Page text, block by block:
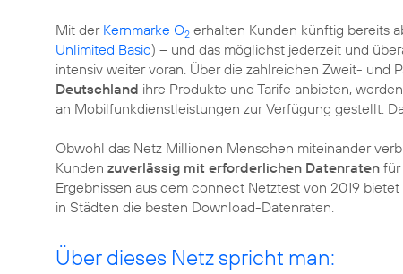
Mit der Kernmarke O2 erhalten Kunden künftig bereits
Unlimited Basic) – und das möglichst jederzeit und
intensiv weiter voran. Über die zahlreichen Zweit- und
Deutschland ihre Produkte und Tarife anbieten,
an Mobilfunkdienstleistungen zur Verfügung gestellt.
Obwohl das Netz Millionen Menschen miteinander
Kunden zuverlässig mit erforderlichen Datenraten für
Ergebnissen aus dem connect Netztest von 2019 bietet
in Städten die besten Download-Datenraten.
Über dieses Netz spricht man: